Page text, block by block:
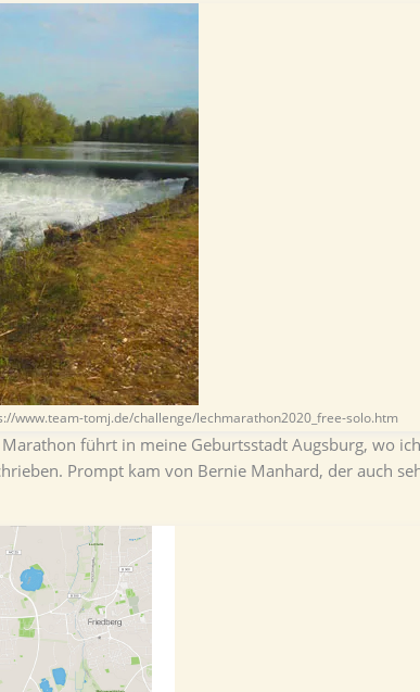
www.team-tomj.de/challenge/lechmarathon2020_free-solo.htm
führt in meine Geburtsstadt Augsburg, wo
Prompt kam von Bernie Manhard, der auch